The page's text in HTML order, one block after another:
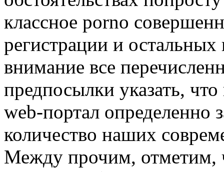
классное porno
регистрации и
внимание все
предпосылки указать,
web-портал определенно
количество наших
Между прочим, отметим,